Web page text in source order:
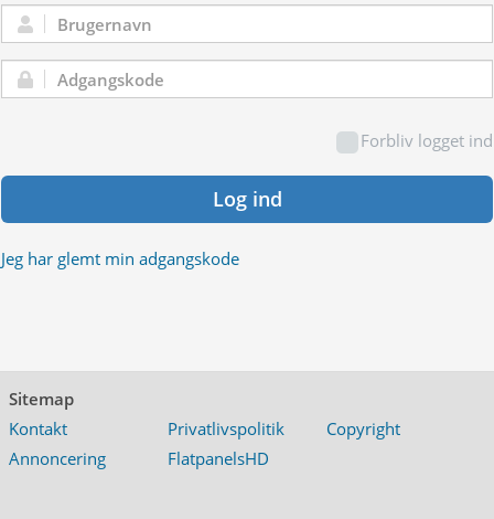
Brugernavn:
Adgangskode:
Forbliv logget ind
Log ind
Jeg har glemt min adgangskode
Sitemap
Kontakt
Privatlivspolitik
Copyright
Annoncering
FlatpanelsHD